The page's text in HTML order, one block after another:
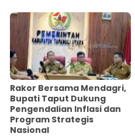
Rakor Bersama Mendagri,
Bupati Taput Dukung
Pengendalian Inflasi dan
Program Strategis
Nasional‎